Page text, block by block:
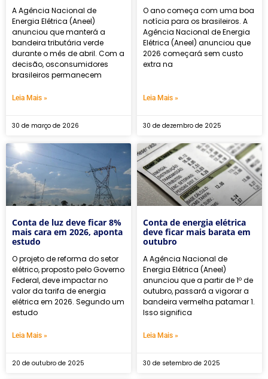
A Agência Nacional de
Energia Elétrica (Aneel)
anunciou que manterá a
bandeira tributária verde
durante o mês de abril. Com a
decisão, osconsumidores
brasileiros permanecem
Leia Mais »
30 de março de 2026
O ano começa com uma boa
notícia para os brasileiros. A
Agência Nacional de Energia
Elétrica (Aneel) anunciou que
2026 começará sem custo
extra na
Leia Mais »
30 de dezembro de 2025
Conta de luz deve ficar 8%
mais cara em 2026, aponta
estudo
O projeto de reforma do setor
elétrico, proposto pelo Governo
Federal, deve impactar no
valor da tarifa de energia
elétrica em 2026. Segundo um
estudo
Leia Mais »
20 de outubro de 2025
Conta de energia elétrica
deve ficar mais barata em
outubro
A Agência Nacional de
Energia Elétrica (Aneel)
anunciou que a partir de 1º de
outubro, passará a vigorar a
bandeira vermelha patamar 1.
Isso significa
Leia Mais »
30 de setembro de 2025